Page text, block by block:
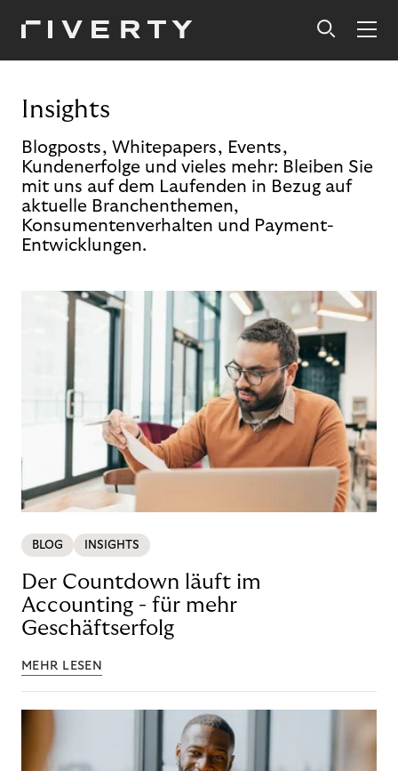
Insights
Blogposts, Whitepapers, Events,
Kundenerfolge und vieles mehr: Bleiben Sie
mit uns auf dem Laufenden in Bezug auf
aktuelle Branchenthemen,
Konsumentenverhalten und Payment-
Entwicklungen.
BLOG INSIGHTS
Der Countdown läuft im
Accounting - für mehr
Geschäftserfolg
MEHR LESEN